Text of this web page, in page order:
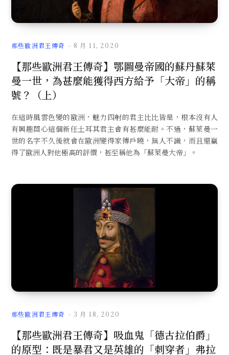
那些歐洲君王傳奇 8 月 11, 2020
【那些歐洲君王傳奇】鄂圖曼帝國的蘇丹蘇萊
曼一世，為甚麼能獲得西方給予「大帝」的稱
號？（上）
在這時風雲色變的歐洲，魅力四射的君主比比皆是，根本沒有人
有興趣關心這個新任土耳其君主會有甚麼能耐。不過，蘇萊曼一
世的名字不久後就會在歐洲變得家傳戶曉，無人不識，而且還贏
得了歐洲人對他極高的評價，甚至稱他為「蘇萊曼大帝」。
那些歐洲君王傳奇 3 月 18, 2020
【那些歐洲君王傳奇】吸血鬼「德古拉伯爵」
的原型：既是暴君又是英雄的「刺穿者」弗拉